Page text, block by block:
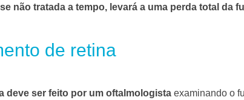
se não tratada a tempo, levará a uma perda total da
de retina
deve ser feito por um oftalmologista examinando o